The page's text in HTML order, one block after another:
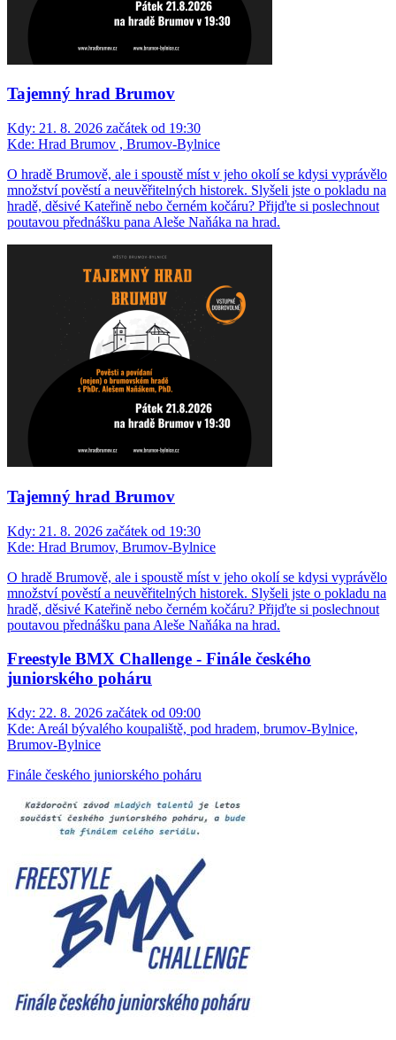
Tajemný hrad Brumov
Kdy: 21. 8. 2026 začátek od 19:30
Kde: Hrad Brumov , Brumov-Bylnice
O hradě Brumově, ale i spoustě míst v jeho okolí se kdysi vyprávělo
množství pověstí a neuvěřitelných historek. Slyšeli jste o pokladu na
hradě, děsivé Kateřině nebo černém kočáru? Přijďte si poslechnout
poutavou přednášku pana Aleše Naňáka na hrad.
Tajemný hrad Brumov
Kdy: 21. 8. 2026 začátek od 19:30
Kde: Hrad Brumov, Brumov-Bylnice
O hradě Brumově, ale i spoustě míst v jeho okolí se kdysi vyprávělo
množství pověstí a neuvěřitelných historek. Slyšeli jste o pokladu na
hradě, děsivé Kateřině nebo černém kočáru? Přijďte si poslechnout
poutavou přednášku pana Aleše Naňáka na hrad.
Freestyle BMX Challenge - Finále českého
juniorského poháru
Kdy: 22. 8. 2026 začátek od 09:00
Kde: Areál bývalého koupaliště, pod hradem, brumov-Bylnice,
Brumov-Bylnice
Finále českého juniorského poháru